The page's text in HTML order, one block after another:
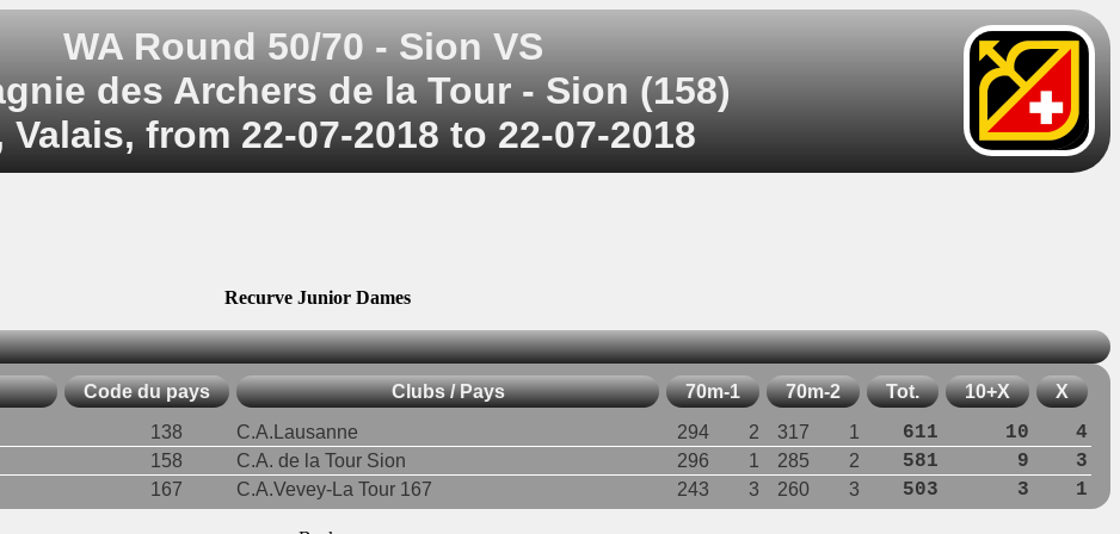
WA Round 50/70 - Sion VS
des Archers de la Tour - Sion (158)
Valais, from 22-07-2018 to 22-07-2018
Recurve Junior Dames
Code du pays Clubs / Pays 70m-1 70m-2 Tot. 10+X X
138 C.A.Lausanne 294 2 317 1 611 10 4
158 C.A. de la Tour Sion 296 1 285 2 581 9 3
167 C.A.Vevey-La Tour 167 243 3 260 3 503 3 1